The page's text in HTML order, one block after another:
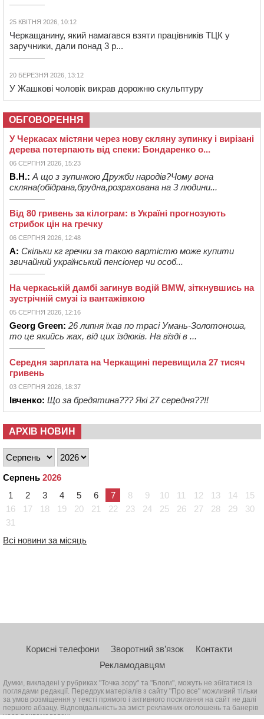
25 КВІТНЯ 2026, 10:12
Черкащанину, який намагався взяти працівників ТЦК у
заручники, дали понад 3 р...
20 БЕРЕЗНЯ 2026, 13:12
У Жашкові чоловік викрав дорожню скульптуру
ОБГОВОРЕННЯ
У Черкасах містяни через нову скляну зупинку і вирізані
дерева потерпають від спеки: Бондаренко о...
06 СЕРПНЯ 2026, 15:23
В.Н.: А що з зупинкою Дружби народів?Чому вона
скляна(обідрана,брудна,розрахована на 3 людини...
Від 80 гривень за кілограм: в Україні прогнозують
стрибок цін на гречку
06 СЕРПНЯ 2026, 12:48
А: Скільки кг гречки за такою вартістю може купити
звичайний український пенсіонер чи особ...
На черкаській дамбі загинув водій BMW, зіткнувшись на
зустрічній смузі із вантажівкою
05 СЕРПНЯ 2026, 12:16
Georg Green: 26 липня їхав по трасі Умань-Золотоноша,
то це якийсь жах, від цих їздюків. На вїзді в ...
Середня зарплата на Черкащині перевищила 27 тисяч
гривень
03 СЕРПНЯ 2026, 18:37
Івченко: Що за бредятина??? Які 27 середня??!!
АРХІВ НОВИН
Серпень 2026
1
2 3 4 5 6 7 8 9 10 11 12 13 14
15
16
17 18 19 20 21 22 23 24 25 26 27 28 29
30
31
Всі новини за місяць
Корисні телефони Зворотний зв’язок
Контакти
Рекламодавцям
Думки, викладені у рубриках "Точка зору" та "Блоги", можуть не збігатися із
поглядами редакції. Передрук матеріалів з сайту "Про все" можливий тільки
за умов розміщення у тексті прямого і активного посилання на сайт не далі
першого абзацу. Відповідальність за зміст рекламних оголошень та банерів
несе рекламодавець